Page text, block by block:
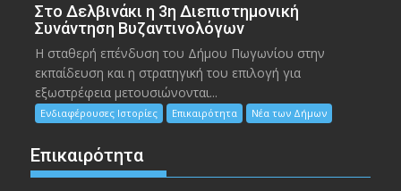
Στο Δελβινάκι η 3η Διεπιστημονική
Συνάντηση Βυζαντινολόγων
Η σταθερή επένδυση του Δήμου Πωγωνίου στην
εκπαίδευση και η στρατηγική του επιλογή για
εξωστρέφεια μετουσιώνονται...
Ενδιαφέρουσες Ιστορίες Επικαιρότητα Νέα των Δήμων
Επικαιρότητα